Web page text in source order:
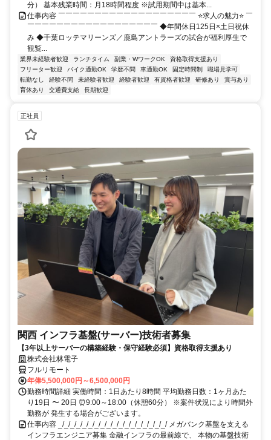
分） 基本残業時間：月18時間程度 ※試用期間中は基本...
仕事内容 ￣￣￣￣￣￣￣￣￣￣￣￣￣￣￣￣￣￣￣ ⭐求人の魅力⭐ ￣
￣￣￣￣￣￣￣￣￣￣￣￣￣￣￣￣￣￣ ◆年間休日125日×土日祝休
み ◆千葉ロッテマリーンズ／鹿島アントラーズの試合が福利厚生で
観覧...
業界未経験者歓迎 ランチタイム 副業・WワークOK
資格取得支援あり
フリーター歓迎
バイク通勤OK 学歴不問 車通勤OK 固定時間制
職場見学可
転勤なし
経験不問 未経験者歓迎 経験者歓迎 有資格者歓迎 研修あり
賞与あり
育休あり
交通費支給 長期歓迎
正社員
関西 インフラ基盤(サーバー)技術者募集
【3年以上サーバーの構築経験・保守経験必須】資格取得支援あり
株式会社林電子
フルリモート
年俸5,500,000円～6,500,000円
勤務時間詳細 実働時間：1日あたり8時間 平均勤務日数：1ヶ月あた
り19日 〜 20日 ⏰9:00～18:00（休憩60分） ※案件状況により時間外
勤務が 発生する場合がございます。
仕事内容 _/_/_/_/_/_/_/_/_/_/_/_/_/_/_/_/_/_/ メガバンク基盤を支える
インフラエンジニア募集 金融インフラの最前線で、 本物の基盤技術